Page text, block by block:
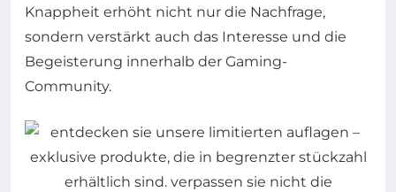
Knappheit erhöht nicht nur die Nachfrage,
sondern verstärkt auch das Interesse und die
Begeisterung innerhalb der Gaming-
Community.